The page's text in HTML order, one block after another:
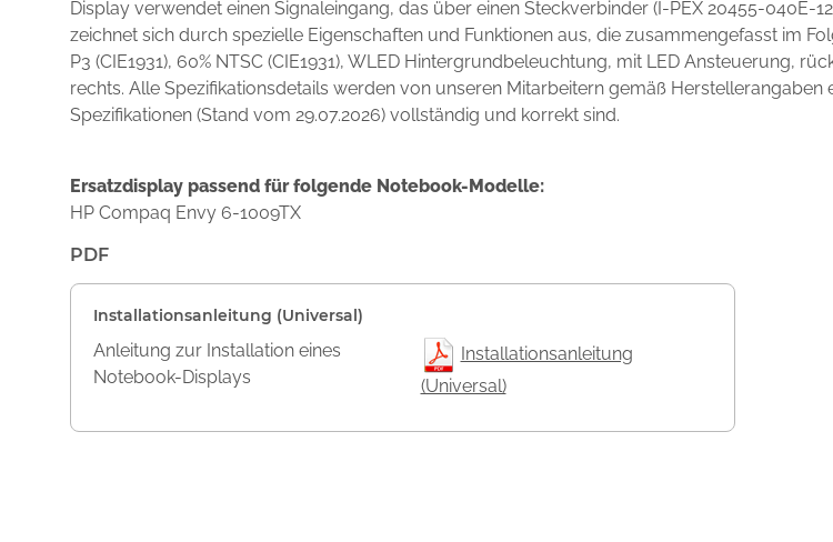
Display verwendet einen Signaleingang, das über einen Steckverbinder (I-PEX 20455-040E-
zeichnet sich durch spezielle Eigenschaften und Funktionen aus, die zusammengefasst im
P3 (CIE1931), 60% NTSC (CIE1931), WLED Hintergrundbeleuchtung, mit LED Ansteuerung,
rechts. Alle Spezifikationsdetails werden von unseren Mitarbeitern gemäß
Spezifikationen (Stand vom 29.07.2026) vollständig und korrekt sind.
Ersatzdisplay passend für folgende Notebook-Modelle:
HP Compaq Envy 6-1009TX
PDF
Installationsanleitung (Universal)
Anleitung zur Installation eines
Notebook-Displays
Installationsanleitung
(Universal)